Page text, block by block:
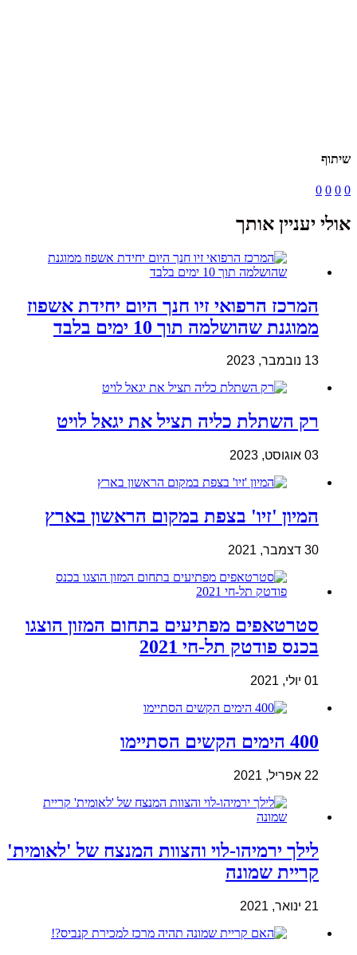
שיתוף
0
0
0
0
אולי יעניין אותך
המרכז הרפואי זיו חנך היום יחידת אשפוז
ממוגנת שהושלמה תוך 10 ימים בלבד
13 נובמבר, 2023
רק השתלת כליה תציל את יגאל לויט
03 אוגוסט, 2023
המיון 'זיו' בצפת במקום הראשון בארץ
30 דצמבר, 2021
סטרטאפים מפתיעים בתחום המזון הוצגו
בכנס פודטק תל-חי 2021
01 יולי, 2021
400 הימים הקשים הסתיימו
22 אפריל, 2021
לילך ירמיהו-לוי והצוות המנצח של 'לאומית'
קריית שמונה
21 ינואר, 2021